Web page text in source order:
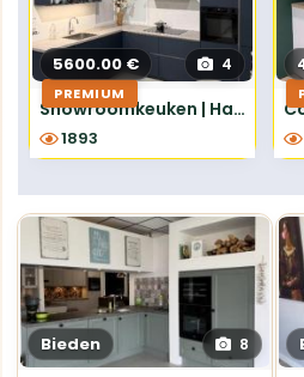
PREMIUM
5600.00 € 4
Showroomkeuken | Hardenberg | Easytouch Fjordblauw
1893
Bieden 8